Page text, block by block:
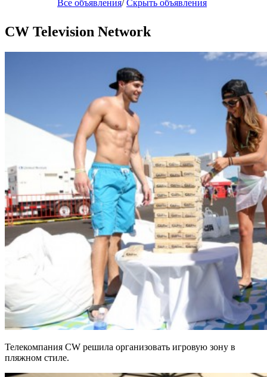
Все объявления/Скрыть объявления
CW Television Network
Телекомпания CW решила организовать игровую зону в
пляжном стиле.